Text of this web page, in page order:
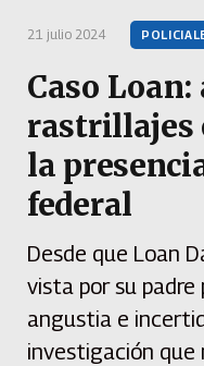
21 julio 2024
Caso
rastrillajes
la
federal
Desde que Loan
vista por su
angustia e
investigación que